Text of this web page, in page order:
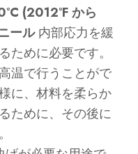
(2012°F から
ール内部応力を緩
ために必要です。
温で行うことがで
に、材料を柔らか
ために、その後に